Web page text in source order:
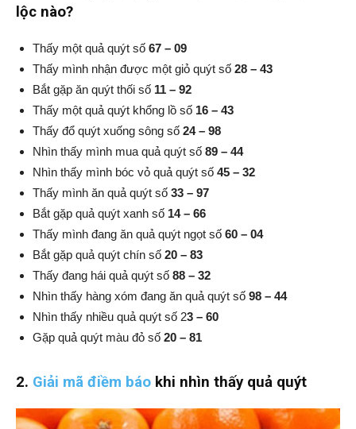
lộc nào?
Thấy một quả quýt số 67 – 09
Thấy mình nhận được một giỏ quýt số 28 – 43
Bắt gặp ăn quýt thối số 11 – 92
Thấy một quả quýt khổng lồ số 16 – 43
Thấy đổ quýt xuống sông số 24 – 98
Nhìn thấy mình mua quả quýt số 89 – 44
Nhìn thấy mình bóc vỏ quả quýt số 45 – 32
Thấy mình ăn quả quýt số 33 – 97
Bắt gặp quả quýt xanh số 14 – 66
Thấy mình đang ăn quả quýt ngọt số 60 – 04
Bắt gặp quả quýt chín số 20 – 83
Thấy đang hái quả quýt số 88 – 32
Nhìn thấy hàng xóm đang ăn quả quýt số 98 – 44
Nhìn thấy nhiều quả quýt số 23 – 60
Gặp quả quýt màu đỏ số 20 – 81
2. Giải mã điềm báo khi nhìn thấy quả quýt